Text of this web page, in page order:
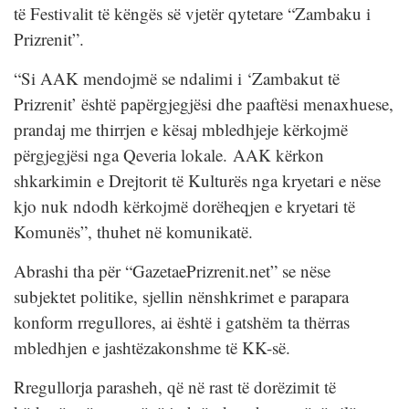
të Festivalit të këngës së vjetër qytetare “Zambaku i
Prizrenit”.
“Si AAK mendojmë se ndalimi i ‘Zambakut të
Prizrenit’ është papërgjegjësi dhe paaftësi menaxhuese,
prandaj me thirrjen e kësaj mbledhjeje kërkojmë
përgjegjësi nga Qeveria lokale. AAK kërkon
shkarkimin e Drejtorit të Kulturës nga kryetari e nëse
kjo nuk ndodh kërkojmë dorëheqjen e kryetari të
Komunës”, thuhet në komunikatë.
Abrashi tha për “GazetaePrizrenit.net” se nëse
subjektet politike, sjellin nënshkrimet e parapara
konform rregullores, ai është i gatshëm ta thërras
mbledhjen e jashtëzakonshme të KK-së.
Rregullorja parasheh, që në rast të dorëzimit të